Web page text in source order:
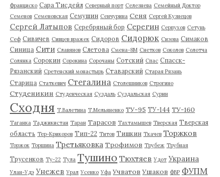
Франциско Сара Тисдейл Северный порт Селезнева Семейный Доктор
Семенов Семеновская Семушин Сенчурина Сеня Сергей Кузнецов
Сергей Латыпов Серебряный бор Серегин Серпухов Сетунь
Сеф Сивичев Сивцев вражек Сидоров Сидорюк Сизова Симаков
Синица Сити Славянов Слетова Смена-8М Снетков Соколов Солотча
Солянка Сорокин Сорокина Сорочаны Сотский Спас Спасск-
Рязанский Сретенский монастырь Ставарский Старая Рязань
Старица Статкевич Стегалина Столешников Строгино
Студеникин Студенческая Суздаль Суздальская Сурин
Сходня Т.Валетина Т.Мельяненко ТУ-95 ТУ-144 ТУ-160
Таганка Таджикистан Таран Тарасов Тахтамышев Тверская Тверская
область Тер-Крикоров Тип-22 Титов Тишкин Ткачев Торжков
Торжок Торшина Третьяковка Трофимов Трубеж Трубная
Трусенков Ту-22 Тула Тушино Тюхтяев Удот Украина
Улан-Удэ Унежев Урал Усенко Уфа Учватов Ушаков ФВР ФУПМ